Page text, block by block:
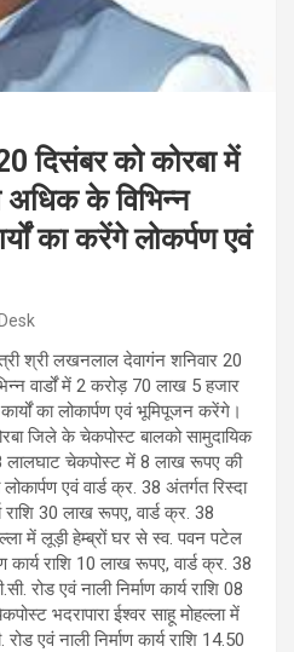
दिसंबर को कोरबा में
के विभिन्न
का करेंगे लोकर्पण एवं
श्री लखनलाल देवागंन शनिवार 20
वार्डों में 2 करोड़ 70 लाख 5 हजार
का लोकार्पण एवं भूमिपूजन करेंगे।
जिले के चेकपोस्ट बालको सामुदायिक
लालघाट चेकपोस्ट में 8 लाख रूपए की
एवं वार्ड क्र. 38 अंतर्गत रिस्दा
राशि 30 लाख रूपए, वार्ड क्र. 38
में लूड़ी हेम्ब्रों घर से स्व. पवन पटेल
कार्य राशि 10 लाख रूपए, वार्ड क्र. 38
रोड एवं नाली निर्माण कार्य राशि 08
भदरापारा ईश्वर साहू मोहल्ला में
एवं नाली निर्माण कार्य राशि 14.50